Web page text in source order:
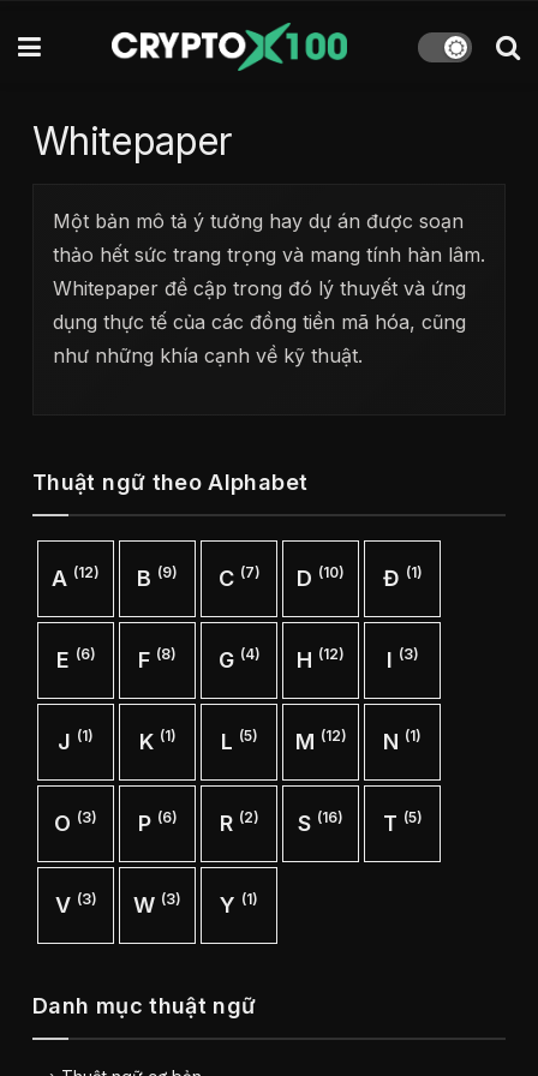
Whitepaper
Một bản mô tả ý tưởng hay dự án được soạn
thảo hết sức trang trọng và mang tính hàn lâm.
Whitepaper đề cập trong đó lý thuyết và ứng
dụng thực tế của các đồng tiền mã hóa, cũng
như những khía cạnh về kỹ thuật.
Thuật ngữ theo Alphabet
A (12) B (9) C (7) D (10) Đ (1)
E (6) F (8) G (4) H (12) I (3)
J (1) K (1) L (5) M (12) N (1)
O (3) P (6) R (2) S (16) T (5)
V (3) W (3) Y (1)
Danh mục thuật ngữ